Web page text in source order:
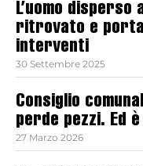
L’uomo
ritrovato e
interventi
30 Settembre 2025
Consiglio
perde pezzi. Ed
27 Marzo 2026